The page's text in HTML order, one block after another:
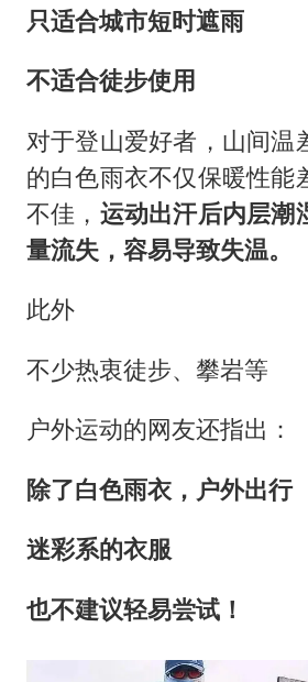
只适合城市短时遮雨
不适合徒步使用
对于登山爱好者，山间温
的白色雨衣不仅保暖性能
不佳， 运动出汗后内层潮
量流失，容易导致失温。
此外
不少热衷徒步、攀岩等
户外运动的网友还指出：
除了白色雨衣，户外出行
迷彩系的衣服
也不建议轻易尝试！